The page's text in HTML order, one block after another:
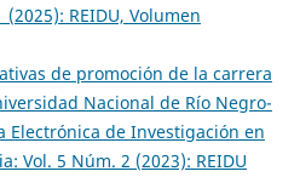
REIDU, Volumen
de promoción de la carrera
Nacional de Río Negro-
Electrónica de Investigación en
Vol. 5 Núm. 2 (2023): REIDU